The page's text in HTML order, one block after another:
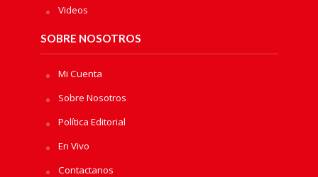
Videos
SOBRE NOSOTROS
Mi Cuenta
Sobre Nosotros
Política Editorial
En Vivo
Contactanos